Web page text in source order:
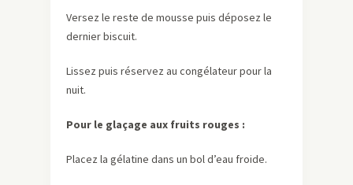
Versez le reste de mousse puis déposez le
dernier biscuit.
Lissez puis réservez au congélateur pour la
nuit.
Pour le glaçage aux fruits rouges :
Placez la gélatine dans un bol d’eau froide.